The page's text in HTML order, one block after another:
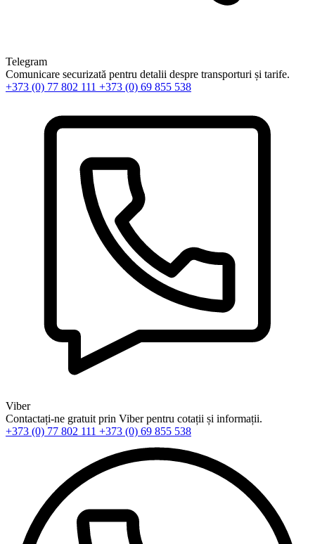
Telegram
Comunicare securizată pentru detalii despre transporturi și tarife.
+373 (0) 77 802 111 +373 (0) 69 855 538
Viber
Contactați-ne gratuit prin Viber pentru cotații și informații.
+373 (0) 77 802 111 +373 (0) 69 855 538